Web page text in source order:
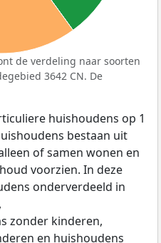
de verdeling naar soorten
3642 CN. De
huishoudens op 1
bestaan uit
of samen wonen en
voorzien. In deze
onderverdeeld in
zonder kinderen,
en huishoudens